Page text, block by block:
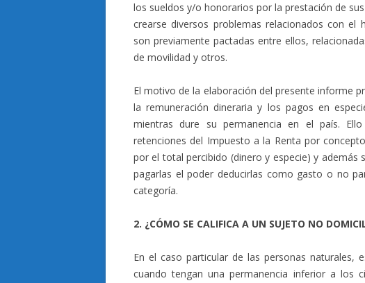
los sueldos y/o honorarios por la prestación de
crearse diversos problemas relacionados con el
son previamente pactadas entre ellos,
de movilidad y otros.
El motivo de la elaboración del presente informe
la remuneración dineraria y los pagos en
mientras dure su permanencia en el país.
retenciones del Impuesto a la Renta por
por el total percibido (dinero y especie) y
pagarlas el poder deducirlas como gasto o no
categoría.
2. ¿CÓMO SE CALIFICA A UN SUJETO NO
En el caso particular de las personas naturales,
cuando tengan una permanencia inferior a los